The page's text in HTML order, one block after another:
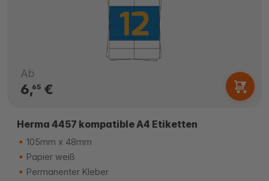
Ab
6,65€
Herma 4457 kompatible A4 Etiketten
105mm x 48mm
Papier weiß
Permanenter Kleber